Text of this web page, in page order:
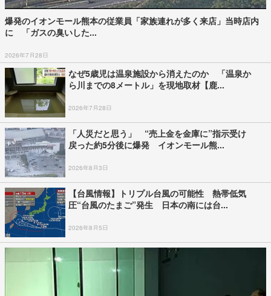
爆発のイオンモール熊本の従業員「家族連れが多く来店」当時店内
に 「ガスの臭いした...
2026年7月28日
なぜ5歳児は温泉施設から消えたのか 「温泉か
ら川までの8メートル」を現地取材【鹿...
2026年7月28日
「人災だと思う」 “売上金を金庫に”指示受け
戻った約5分後に爆発 イオンモール熊...
2026年8月3日
【台風情報】トリプル台風の可能性 熱帯低気
圧“台風のたまご”発生 日本の南には台...
2026年8月5日